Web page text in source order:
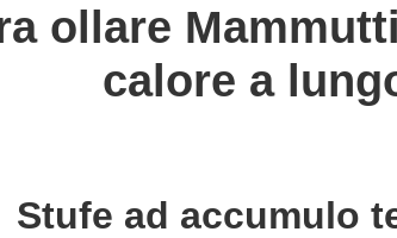
ollare
calore a
Stufe ad accumulo t